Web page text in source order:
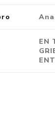
EN